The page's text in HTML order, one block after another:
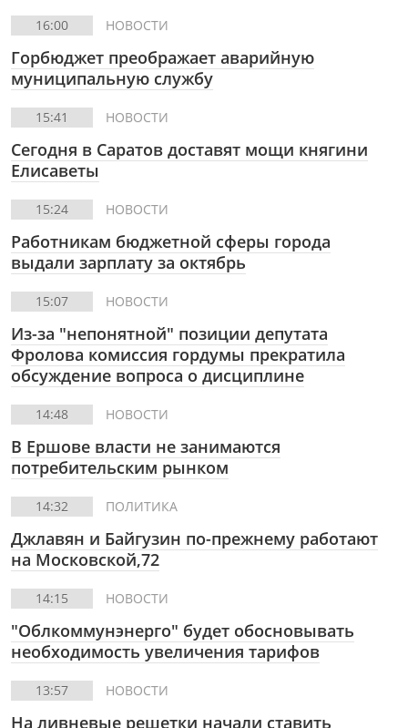
16:00 НОВОСТИ
Горбюджет преображает аварийную
муниципальную службу
15:41 НОВОСТИ
Сегодня в Саратов доставят мощи княгини
Елисаветы
15:24 НОВОСТИ
Работникам бюджетной сферы города
выдали зарплату за октябрь
15:07 НОВОСТИ
Из-за "непонятной" позиции депутата
Фролова комиссия гордумы прекратила
обсуждение вопроса о дисциплине
14:48 НОВОСТИ
В Ершове власти не занимаются
потребительским рынком
14:32 ПОЛИТИКА
Джлавян и Байгузин по-прежнему работают
на Московской,72
14:15 НОВОСТИ
"Облкоммунэнерго" будет обосновывать
необходимость увеличения тарифов
13:57 НОВОСТИ
На ливневые решетки начали ставить